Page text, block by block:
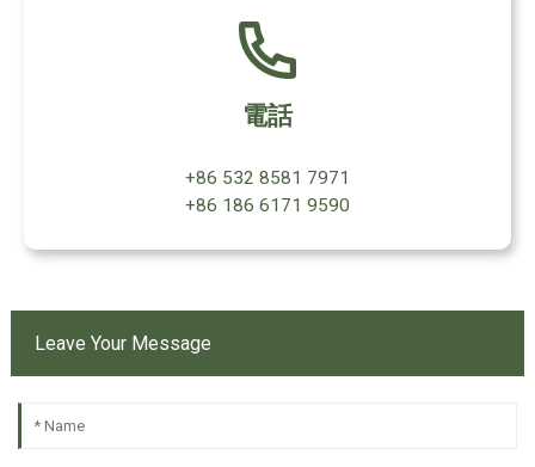
電話
+86 532 8581 7971
+86 186 6171 9590
Leave Your Message